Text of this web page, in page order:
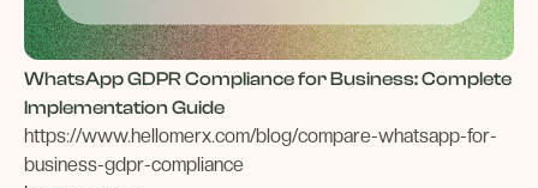
WhatsApp GDPR Compliance for Business: Complete
Implementation Guide
https://www.hellomerx.com/blog/compare-whatsapp-for-
business-gdpr-compliance